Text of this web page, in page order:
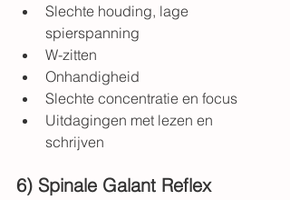
Slechte houding, lage
spierspanning
W-zitten
Onhandigheid
Slechte concentratie en focus
Uitdagingen met lezen en
schrijven
6) Spinale Galant Reflex